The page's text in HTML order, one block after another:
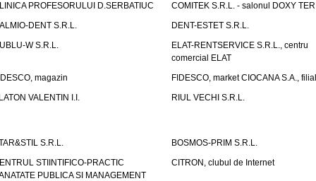
PROFESORULUI D.SERBATIUC
COMITEK S.R.L. - salonul DOXY
DENT S.R.L.
DENT-ESTET S.R.L.
W S.R.L.
ELAT-RENTSERVICE S.R.L., centru
comercial ELAT
magazin
FIDESCO, market CIOCANA S.A.,
VALENTIN I.I.
RIUL VECHI S.R.L.
S.R.L.
BOSMOS-PRIM S.R.L.
STIINTIFICO-PRACTIC
PUBLICA SI MANAGEMENT
CITRON, clubul de Internet